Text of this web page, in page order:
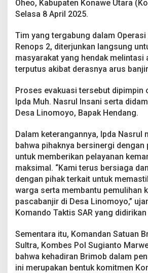
r
m
p
a
k
n
j
i
i
K
o
n
a
e
U
t
a
Oheo, Kabupaten Konawe Utara
Selasa 8 April 2025.
Tim yang tergabung dalam Operasi
Renops 2, diterjunkan langsung
masyarakat yang hendak melintasi
terputus akibat derasnya arus
Proses evakuasi tersebut dipimpin
Ipda Muh. Nasrul Insani serta
Desa Linomoyo, Bapak Hendang.
Dalam keterangannya, Ipda Nasrul
bahwa pihaknya bersinergi dengan
untuk memberikan pelayanan
maksimal. “Kami terus bersiaga
dengan pihak terkait untuk
warga serta membantu pemulihan
pascabanjir di Desa Linomoyo,”
Komando Taktis SAR yang
Sementara itu, Komandan Satuan
Sultra, Kombes Pol Sugianto
bahwa kehadiran Brimob dalam
ini merupakan bentuk komitmen